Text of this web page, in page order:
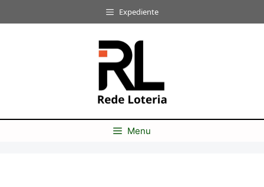
para
Expediente
Menu